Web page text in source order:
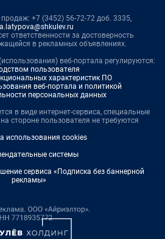
+7 (3452) 56-72-72 доб. 3335,
ответственности за достоверность
в рекламных объявлениях.
веб-портала регулируются:
пользователя
характеристик ПО
веб-портала и политикой
персональных данных
в виде интернет-сервиса, специальные
стороне пользователя не требуются
использования cookies
системы
сервиса «Подписка без баннерной
рекламы»